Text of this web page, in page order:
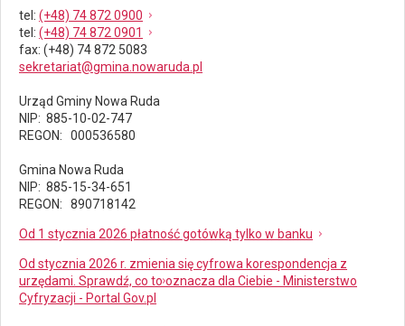
tel : (+48) 74 872 0900
tel : (+48) 74 872 0901
fax: (+48) 74 872 5083
sekretariat@gmina.nowaruda.pl
Urząd Gminy Nowa Ruda
NIP: 885-10-02-747
REGON: 000536580
Gmina Nowa Ruda
NIP: 885-15-34-651
REGON: 890718142
Od 1 stycznia 2026 płatność gotówką tylko w banku
Od stycznia 2026 r. zmienia się cyfrowa korespondencja z
urzędami. Sprawdź, co to oznacza dla Ciebie - Ministerstwo
Cyfryzacji - Portal Gov.pl